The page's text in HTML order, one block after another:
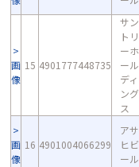
画
像
15 4901777448735
サン
トリ
ーホ
ール
ディ
ング
ス
画
像
16 4901004066299
アサ
ヒビ
ール